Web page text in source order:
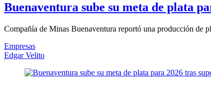
Buenaventura sube su meta de plata
Compañía de Minas Buenaventura reportó una producción de
Empresas
Edgar Velito